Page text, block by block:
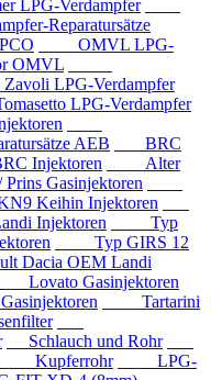
Verdampfer
Reparatursätze
OMVL LPG-
OMVL
LPG-Verdampfer
LPG-Verdampfer
AEB
BRC
Injektoren
Alter
Gasinjektoren
Keihin Injektoren
Injektoren
Typ
Typ GIRS 12
Dacia OEM Landi
Gasinjektoren
Tartarini
Schlauch und Rohr
Kupferrohr
LPG-